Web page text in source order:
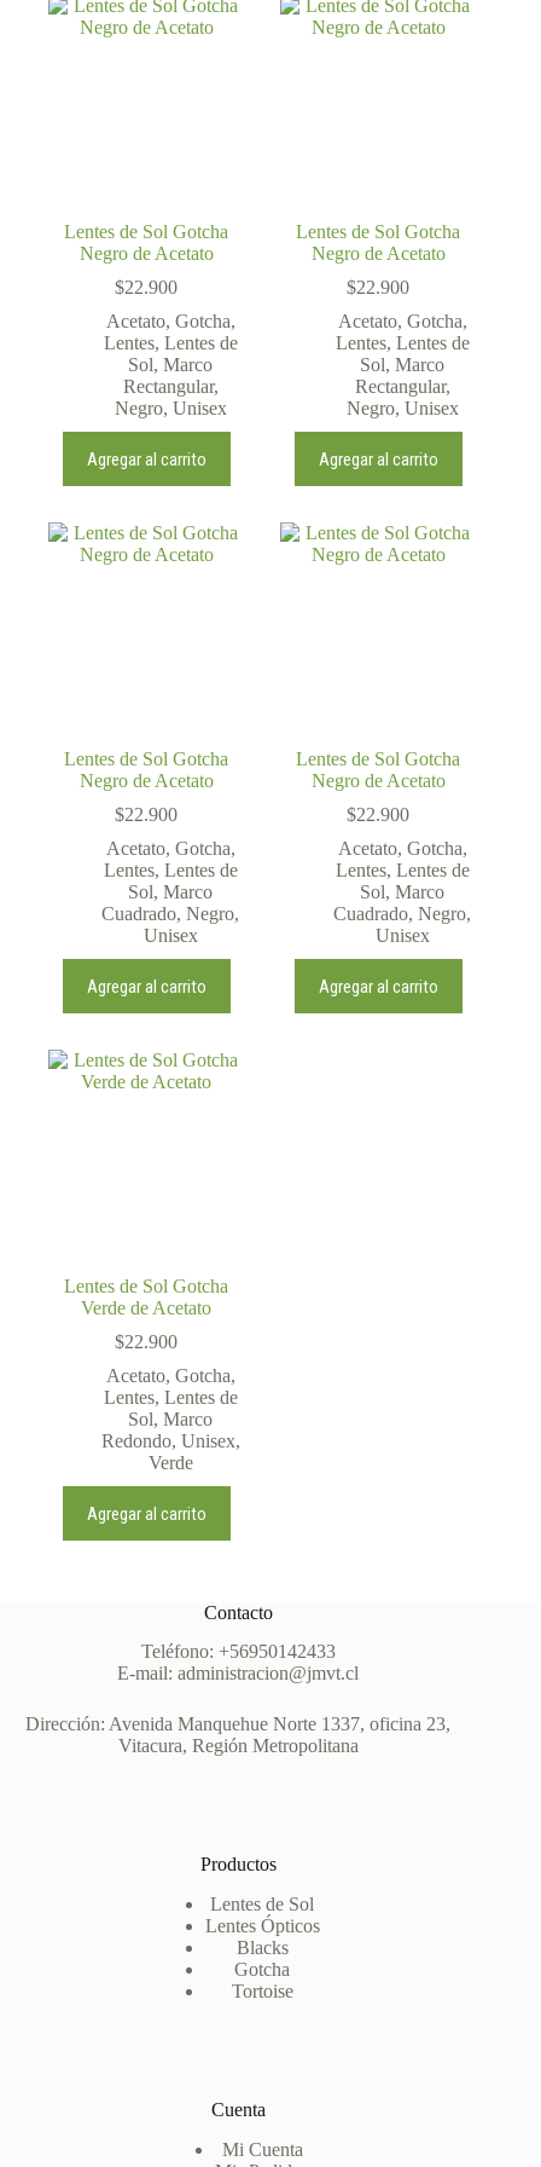
Lentes de Sol Gotcha
Negro de Acetato
$22.900
Acetato, Gotcha,
Lentes, Lentes de
Sol,Marco
Rectangular,
Negro, Unisex
Agregar al carrito
Lentes de Sol Gotcha
Negro de Acetato
$22.900
Acetato, Gotcha,
Lentes, Lentes de
Sol,Marco
Rectangular,
Negro, Unisex
Agregar al carrito
Lentes de Sol Gotcha
Negro de Acetato
$22.900
Acetato, Gotcha,
Lentes, Lentes de
Sol,Marco
Cuadrado,Negro,
Unisex
Agregar al carrito
Lentes de Sol Gotcha
Negro de Acetato
$22.900
Acetato, Gotcha,
Lentes, Lentes de
Sol,Marco
Cuadrado,Negro,
Unisex
Agregar al carrito
Lentes de Sol Gotcha
Verde de Acetato
$22.900
Acetato, Gotcha,
Lentes, Lentes de
Sol,Marco
Redondo, Unisex,
Verde
Agregar al carrito
Contacto
Teléfono: +56950142433
E-mail: administracion@jmvt.cl
Dirección: Avenida Manquehue Norte 1337, oficina 23,
Vitacura, Región Metropolitana
Productos
Lentes de Sol
Lentes Ópticos
Blacks
Gotcha
Tortoise
Cuenta
Mi Cuenta